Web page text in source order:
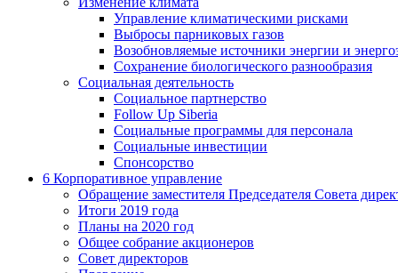
Управление климатическими рисками
Выбросы парниковых газов
Возобновляемые источники энергии и
Сохранение биологического разнообразия
Социальная деятельность
Социальное партнерство
Follow Up Siberia
Социальные программы для персонала
Социальные инвестиции
Спонсорство
6 Корпоративное управление
Обращение заместителя Председателя Совета
Итоги 2019 года
Планы на 2020 год
Общее собрание акционеров
Совет директоров